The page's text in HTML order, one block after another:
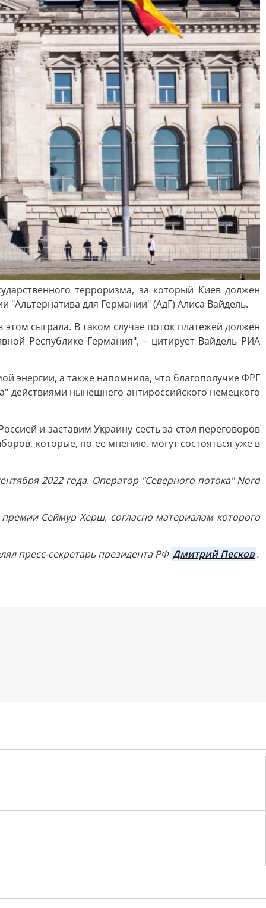
терроризма, за который Киев должен
"Альтернатива для Германии" (АдГ) Алиса Вайдель.
сыграла. В таком случае поток платежей должен
Республике Германия", – цитирует Вайдель РИА
энергии, а также напомнила, что благополучие ФРГ
действиями нынешнего антироссийского немецкого
и заставим Украину сесть за стол переговоров
которые, по ее мнению, могут состояться уже в
2022 года. Оператор "Северного потока" Nord
Сеймур Херш, согласно материалам которого
пресс-секретарь президента РФ Дмитрий Песков.